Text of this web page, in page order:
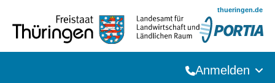
thueringen.de
Anmelden